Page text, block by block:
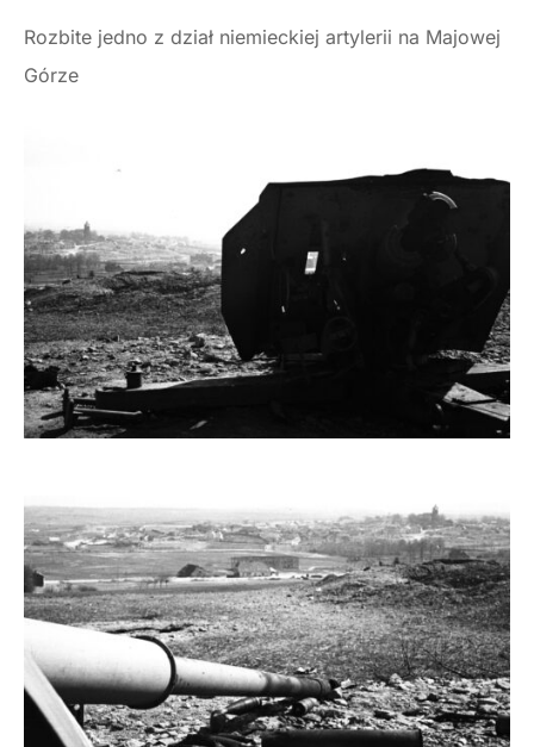
Rozbite jedno z dział niemieckiej artylerii na Majowej
Górze